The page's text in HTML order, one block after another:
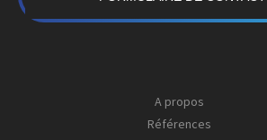
A propos
Références